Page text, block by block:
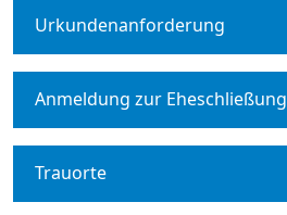
Urkundenanforderung
Anmeldung zur Eheschließung
Trauorte